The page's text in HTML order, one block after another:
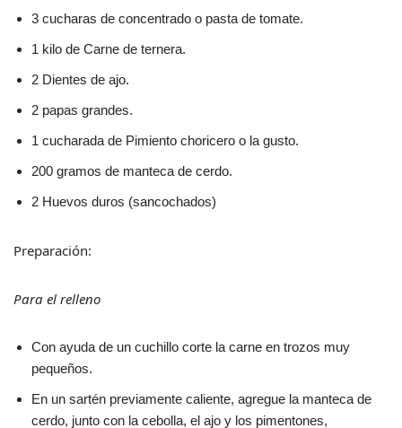
3 cucharas de concentrado o pasta de tomate.
1 kilo de Carne de ternera.
2 Dientes de ajo.
2 papas grandes.
1 cucharada de Pimiento choricero o la gusto.
200 gramos de manteca de cerdo.
2 Huevos duros (sancochados)
Preparación:
Para el relleno
Con ayuda de un cuchillo corte la carne en trozos muy
pequeños.
En un sartén previamente caliente, agregue la manteca de
cerdo, junto con la cebolla, el ajo y los pimentones,